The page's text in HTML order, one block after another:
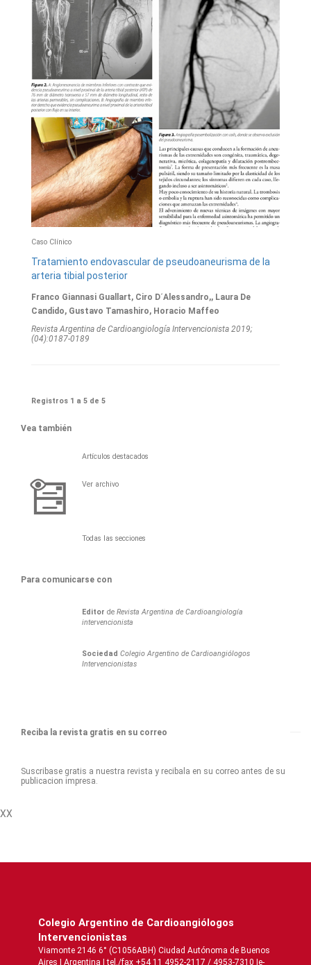
Caso Clínico
Tratamiento endovascular de pseudoaneurisma de la
arteria tibial posterior
Franco Giannasi Guallart, Ciro D´Alessandro,, Laura De
Candido, Gustavo Tamashiro, Horacio Maffeo
Revista Argentina de Cardioangiologí­a Intervencionista 2019;
(04):0187-0189
Registros 1 a 5 de 5
Vea también
Artículos destacados
Ver archivo
Todas las secciones
Para comunicarse con
Editor deRevista Argentina de Cardioangiología
intervencionista
Sociedad Colegio Argentino de Cardioangiólogos
Intervencionistas
Reciba la revista gratis en su correo
Suscribase gratis a nuestra revista y recibala en su correo antes de su
publicacion impresa.
XX
Colegio Argentino de Cardioangiólogos
Intervencionistas
Viamonte 2146 6° (C1056ABH) Ciudad Autónoma de Buenos
Aires | Argentina | tel./fax +54 11 4952-2117 / 4953-7310 |e-